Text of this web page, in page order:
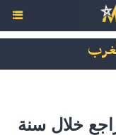
خلال سنة